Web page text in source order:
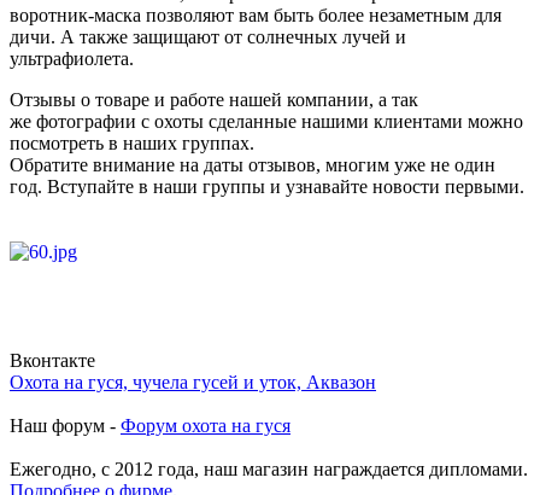
воротник-маска позволяют вам быть более незаметным для
дичи. А также защищают от солнечных лучей и
ультрафиолета.
Отзывы о товаре и работе нашей компании, а так
же фотографии с охоты сделанные нашими клиентами можно
посмотреть в наших группах.
Обратите внимание на даты отзывов, многим уже не один
год. Вступайте в наши группы и узнавайте новости первыми.
Вконтакте
Охота на гуся, чучела гусей и уток, Аквазон
Наш форум - Форум охота на гуся
Ежегодно, с 2012 года, наш магазин награждается дипломами.
Подробнее о фирме.